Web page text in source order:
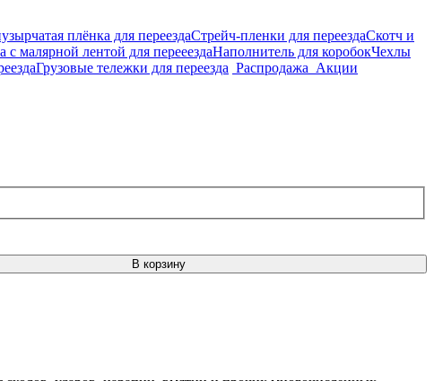
плёнка для переездаСтрейч-пленки для переездаСкотч и
с малярной лентой для перееездаНаполнитель для коробокЧехлы
Грузовые тележки для переезда Распродажа Акции
В корзину